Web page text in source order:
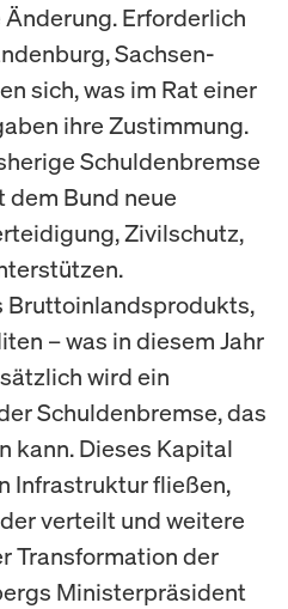
Erforderlich
Sachsen-
sich, was im Rat einer
ihre Zustimmung.
Schuldenbremse
Bund neue
Zivilschutz,
Bruttoinlandsprodukts,
– was in diesem Jahr
wird ein
Schuldenbremse, das
kann. Dieses Kapital
Infrastruktur fließen,
verteilt und weitere
Transformation der
Ministerpräsident